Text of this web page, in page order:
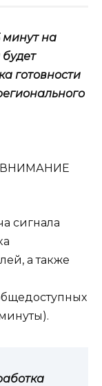
минут на
готовности
сигнала
а также